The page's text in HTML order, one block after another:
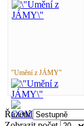
"Umění z JÁMY"
Řazení